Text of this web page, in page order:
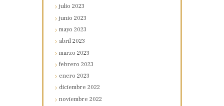
julio2023
junio2023
mayo2023
abril2023
marzo2023
febrero2023
enero2023
diciembre2022
noviembre2022